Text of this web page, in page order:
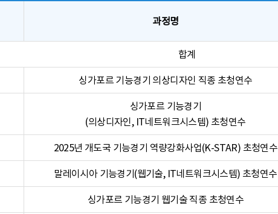
과정명
합계
싱가포르 기능경기 의상디자인 직종 초청연수
싱가포르 기능경기
(의상디자인, IT네트워크시스템) 초청연수
2025년 개도국 기능경기 역량강화사업(K-STAR) 초청연수
말레이시아 기능경기(웹기술, IT네트워크시스템) 초청연수
싱가포르 기능경기 웹기술 직종 초청연수